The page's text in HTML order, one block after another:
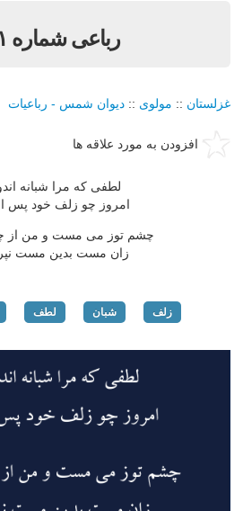
رباعی شماره ۱۷۹۱
غزلستان :: مولوی :: دیوان شمس - رباعیات
افزودن به مورد علاقه ها
لطفی که مرا شبانه
امروز چو زلف خود پس
چشم توز می مست و من از
زان مست بدین مست
زلف شبان لطف